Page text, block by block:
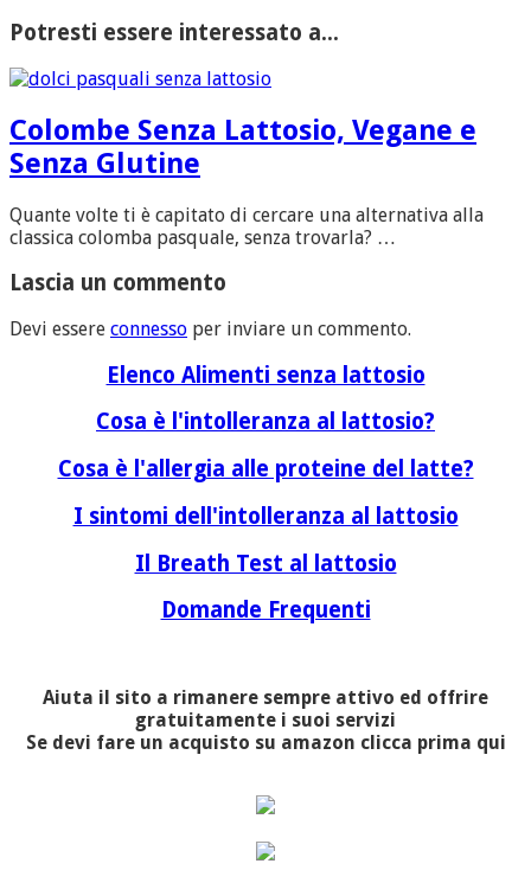
Potresti essere interessato a...
Colombe Senza Lattosio, Vegane e
Senza Glutine
Quante volte ti è capitato di cercare una alternativa alla
classica colomba pasquale, senza trovarla? …
Lascia un commento
Devi essere connesso per inviare un commento.
Elenco Alimenti senza lattosio
Cosa è l'intolleranza al lattosio?
Cosa è l'allergia alle proteine del latte?
I sintomi dell'intolleranza al lattosio
Il Breath Test al lattosio
Domande Frequenti
Aiuta il sito a rimanere sempre attivo ed offrire
gratuitamente i suoi servizi
Se devi fare un acquisto su amazon clicca prima qui